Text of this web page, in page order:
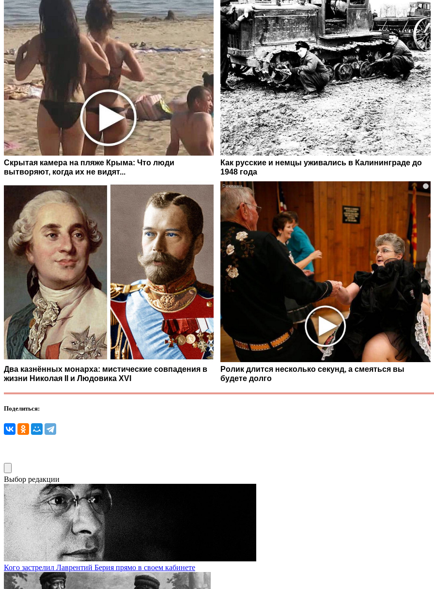
Скрытая камера на пляже Крыма: Что люди
вытворяют, когда их не видят...
Как русские и немцы уживались в Калининграде до
1948 года
Два казнённых монарха: мистические совпадения в
жизни Николая II и Людовика XVI
i
Ролик длится несколько секунд, а смеяться вы
будете долго
Поделиться:
Выбор редакции
Кого застрелил Лаврентий Берия прямо в своем кабинете